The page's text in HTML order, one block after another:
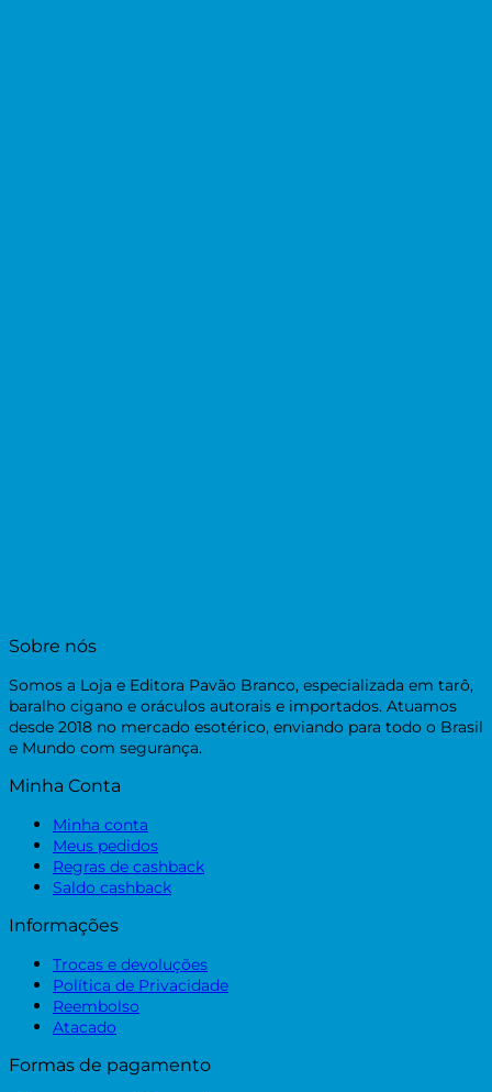
Sobre nós
Somos a Loja e Editora Pavão Branco, especializada em tarô,
baralho cigano e oráculos autorais e importados. Atuamos
desde 2018 no mercado esotérico, enviando para todo o Brasil
e Mundo com segurança.
Minha Conta
Minha conta
Meus pedidos
Regras de cashback
Saldo cashback
Informações
Trocas e devoluções
Política de Privacidade
Reembolso
Atacado
Formas de pagamento